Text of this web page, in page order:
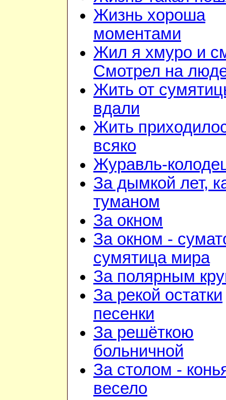
Жизнь хороша
моментами
Жил я хмуро и
Смотрел на
Жить от
вдали
Жить
всяко
Журавль-
За дымкой лет,
туманом
За окном
За окном -
сумятица мира
За полярным
За рекой остатки
песенки
За решёткою
больничной
За столом -
весело